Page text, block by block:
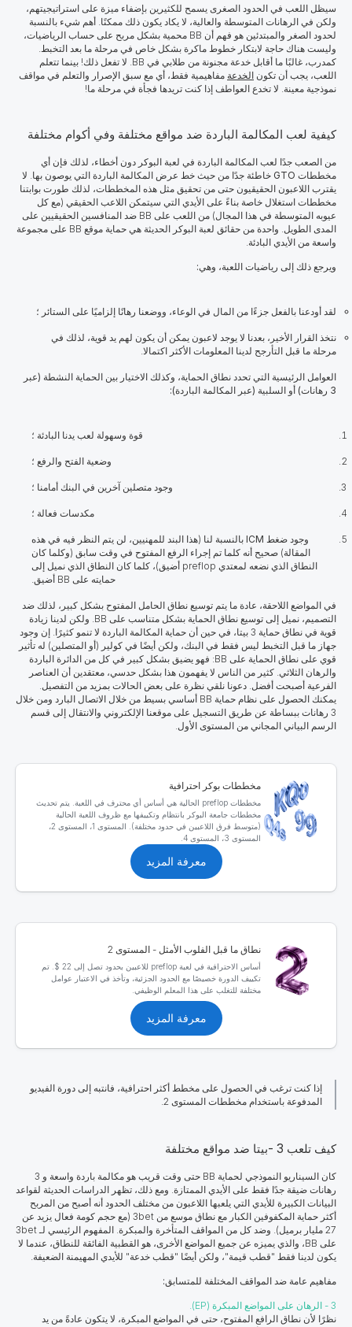
سيظل اللعب في الحدود الصغرى يسمح للكثيرين بإضفاء ميزة على استراتيجيتهم،
ولكن في الرهانات المتوسطة والعالية، لا يكاد يكون ذلك ممكنًا. أهم شيء بالنسبة
لحدود الصغر والمبتدئين هو فهم أن BB محمية بشكل مربح على حساب الرياضيات،
وليست هناك حاجة لابتكار خطوط ماكرة بشكل خاص في مرحلة ما بعد التخبط.
كمدرب، غالبًا ما أقابل خدعة مجنونة من طلابي في BB. لا تفعل ذلك! بينما تتعلم
اللعب، يجب أن تكون الخدعة مفاهيمية فقط، أي مع سبق الإصرار والتعلم في مواقف
نموذجية معينة. لا تخدع العواطف إذا كنت تريدها فجأة في مرحلة ما!
كيفية لعب المكالمة الباردة ضد مواقع مختلفة وفي أكوام مختلفة
من الصعب جدًا لعب المكالمة الباردة في لعبة البوكر دون أخطاء، لذلك فإن أي
مخططات GTO خاطئة جدًا من حيث خط عرض المكالمة الباردة التي يوصون بها. لا
يقترب اللاعبون الحقيقيون حتى من تحقيق مثل هذه المخططات، لذلك طورت بوابتنا
مخططات استغلال خاصة بناءً على الأيدي التي سيتمكن اللاعب الحقيقي (مع كل
عيوبه المتوسطة في هذا المجال) من اللعب على BB ضد المنافسين الحقيقيين على
المدى الطويل.
واحدة من حقائق لعبة البوكر الحديثة هي حماية موقع BB على مجموعة
واسعة من الأيدي البادئة.
ويرجع ذلك إلى رياضيات اللعبة، وهي:
لقد أودعنا بالفعل جزءًا من المال في الوعاء، ووضعنا رهانًا إلزاميًا على الستائر ؛
نتخذ القرار الأخير، بعدنا لا يوجد لاعبون يمكن أن يكون لهم يد قوية، لذلك في
مرحلة ما قبل التأرجح لدينا المعلومات الأكثر اكتمالا.
العوامل الرئيسية التي تحدد نطاق الحماية، وكذلك الاختيار بين الحماية النشطة (عبر
3 رهانات) أو السلبية (عبر المكالمة الباردة):
قوة وسهولة لعب يدنا البادئة ؛
وضعية الفتح والرفع ؛
وجود متصلين آخرين في البنك أمامنا ؛
مكدسات فعالة ؛
وجود ضغط ICM بالنسبة لنا (هذا البند للمهنيين، لن يتم النظر فيه في هذه
المقالة) صحيح أنه كلما تم إجراء الرفع المفتوح في وقت سابق (وكلما كان
النطاق الذي نضعه لمعتدي preflop أضيق)، كلما كان النطاق الذي نميل إلى
حمايته على BB
أضيق.
في المواضع اللاحقة، عادة ما يتم توسيع نطاق الحامل المفتوح بشكل كبير، لذلك ضد
التصميم، نميل إلى توسيع نطاق الحماية بشكل متناسب على BB. ولكن لدينا زيادة
قوية في نطاق حماية 3 بيتا، في حين أن حماية المكالمة الباردة لا تنمو كثيرًا. إن وجود
جهاز ما قبل التخبط ليس فقط في البنك، ولكن أيضًا في كولير (أو المتصلين) له تأثير
قوي على نطاق الحماية على BB: فهو يضيق بشكل كبير في كل من الدائرة الباردة
والرهان الثلاثي. كثير من الناس لا يفهمون هذا بشكل حدسي، معتقدين أن العناصر
الفرعية أصبحت أفضل. دعونا نلقي نظرة على بعض الحالات بمزيد من التفصيل.
يمكنك الحصول على نظام حماية BB أساسي بسيط من خلال الاتصال البارد ومن خلال
3 رهانات ببساطة عن طريق التسجيل على موقعنا الإلكتروني والانتقال إلى قسم
الرسم البياني المجاني من المستوى الأول.
مخططات بوكر احترافية
مخططات preflop الحالية هي أساس أي محترف في اللعبة. يتم تحديث
مخططات جامعة البوكر بانتظام وتكييفها مع ظروف اللعبة الحالية
(متوسط فرق اللاعبين في حدود مختلفة). المستوى 1، المستوى 2،
المستوى 3، المستوى 4.
معرفة المزيد
نطاق ما قبل الفلوب الأمثل - المستوى 2
أساس الاحترافية في لعبة preflop للاعبين بحدود تصل إلى 22 $. تم
تكييف الدورة خصيصًا مع الحدود الجزئية، وتأخذ في الاعتبار عوامل
مختلفة للتغلب على هذا المعلم الوظيفي.
معرفة المزيد
إذا كنت ترغب في الحصول على مخطط أكثر احترافية، فانتبه إلى دورة الفيديو
المدفوعة باستخدام مخططات المستوى 2.
كيف تلعب 3 -بيتا ضد مواقع مختلفة
كان السيناريو النموذجي لحماية BB حتى وقت قريب هو مكالمة باردة واسعة و 3
رهانات ضيقة جدًا فقط على الأيدي الممتازة. ومع ذلك، تظهر الدراسات الحديثة لقواعد
البيانات الكبيرة للأيدي التي يلعبها اللاعبون من مختلف الحدود أنه أصبح من المربح
أكثر حماية المكفوفين الكبار مع نطاق موسع من 3bet (مع حجم كومة فعال يزيد عن
27 مليار برميل). وضد كل من المواقف المتأخرة والمبكرة. المفهوم الرئيسي لـ 3bet
على BB، والذي يميزه عن جميع المواضع الأخرى، هو القطبية الفائقة للنطاق، عندما لا
يكون لدينا فقط "قطب قيمة"، ولكن أيضًا "قطب خدعة" للأيدي المهيمنة الضعيفة.
مفاهيم عامة ضد المواقف المختلفة للمتسابق:
3 - الرهان على المواضع المبكرة (EP).
نظرًا لأن نطاق الرافع المفتوح، حتى في المواضع المبكرة، لا يتكون عادةً من يد